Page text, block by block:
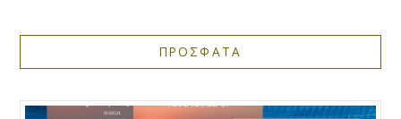
ΠΡΟΣΦΑΤΑ